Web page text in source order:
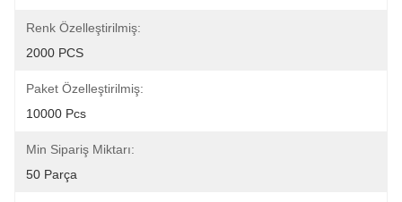
Renk Özelleştirilmiş:
2000 PCS
Paket Özelleştirilmiş:
10000 Pcs
Min Sipariş Miktarı:
50 Parça